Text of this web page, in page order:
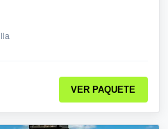
VER PAQUETE